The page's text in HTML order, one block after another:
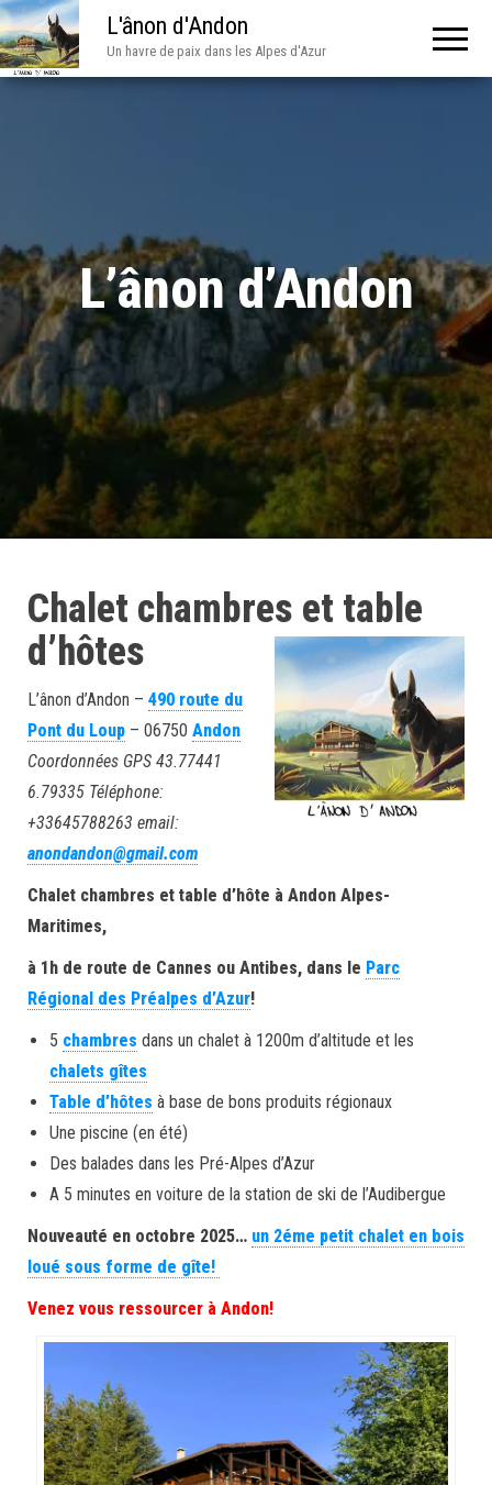
L'ânon d'Andon
Un havre de paix dans les Alpes d'Azur
L’ânon d’Andon
Chalet chambres et table
d’hôtes
L’ânon d’Andon – 490 route du
Pont du Loup – 06750 Andon
Coordonnées GPS 43.77441
6.79335 Téléphone:
+33645788263 email:
anondandon@gmail.com
Chalet chambres et table d’hôte à Andon Alpes-
Maritimes,
à 1h de route de Cannes ou Antibes, dans le Parc
Régional des Préalpes d’Azur!
5 chambres dans un chalet à 1200m d’altitude et les
chalets gîtes
Table d’hôtes à base de bons produits régionaux
Une piscine (en été)
Des balades dans les Pré-Alpes d’Azur
A 5 minutes en voiture de la station de ski de l’Audibergue
Nouveauté en octobre 2025… un 2éme petit chalet en bois
loué sous forme de gîte!
Venez vous ressourcer à Andon!